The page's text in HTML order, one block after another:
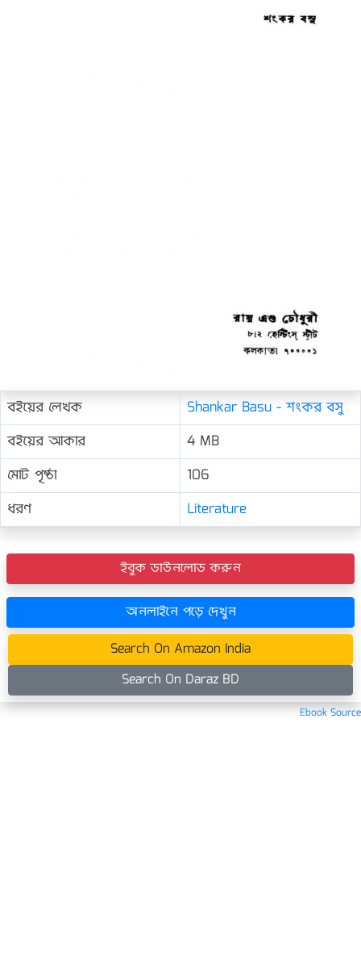
বইয়ের লেখক
Shankar Basu - শংকর বসু
বইয়ের আকার
4 MB
মোট পৃষ্ঠা
106
ধরণ
Literature
ইবুক ডাউনলোড করুন
অনলাইনে পড়ে দেখুন
Search On Amazon India
Search On Daraz BD
Ebook Source